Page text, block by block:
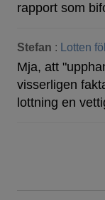
rapport som
Stefan : Lotten
Mja, att
visserligen
lottning en